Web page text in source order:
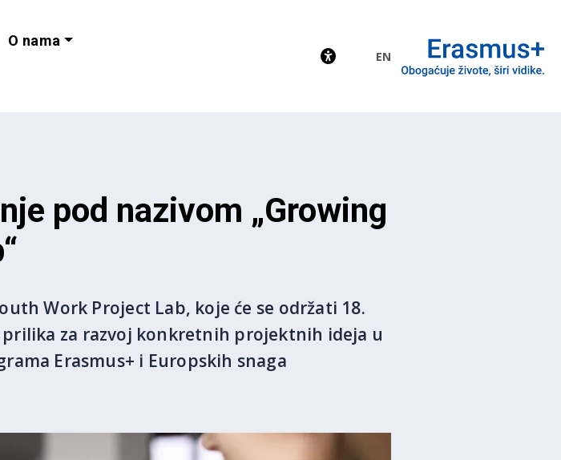
EU
O nama
EN
pod nazivom „Growing
Work Project Lab, koje će se održati 18.
prilika za razvoj konkretnih projektnih ideja u
Erasmus+ i Europskih snaga